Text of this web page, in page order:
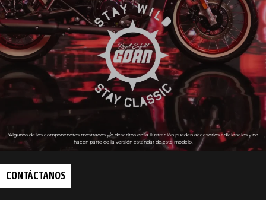
*Algunos de los componenetes mostrados y/o descritos en la ilustración pueden accesorios adicionales y no
hacen parte de la versión estandar de este modelo.
CONTÁCTANOS